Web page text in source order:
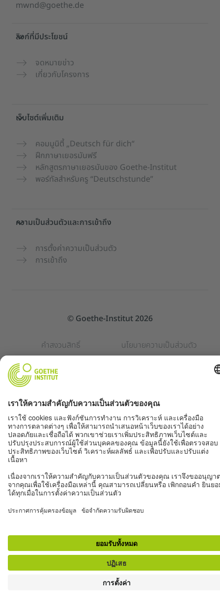
mwnd@goethe.de
ลิงก์ที่มีประโยชน์
จดหมายข่าว
เกี่ยวกับโครงการ
เว็บไซต์เพิ่มเติม
คอมมูนิตี้ „Deutsch für dich“
ฝึกภาษาเยอรมันฟรี
หลักสูตรภาษาเยอรมันของ Goethe-Institut
พอร์ทัลสำหรับครู “Deutschstunde”
ความเป็นส่วนตัวและการเข้าถึง
การตั้งค่าความเป็นส่วนตัว
การเข้าถึง
© Goethe-Institut 2026
คำสงวนสิทธิ์ นโยบายความเป็นส่วนตัว
เงื่อนไขการใช้บริการ